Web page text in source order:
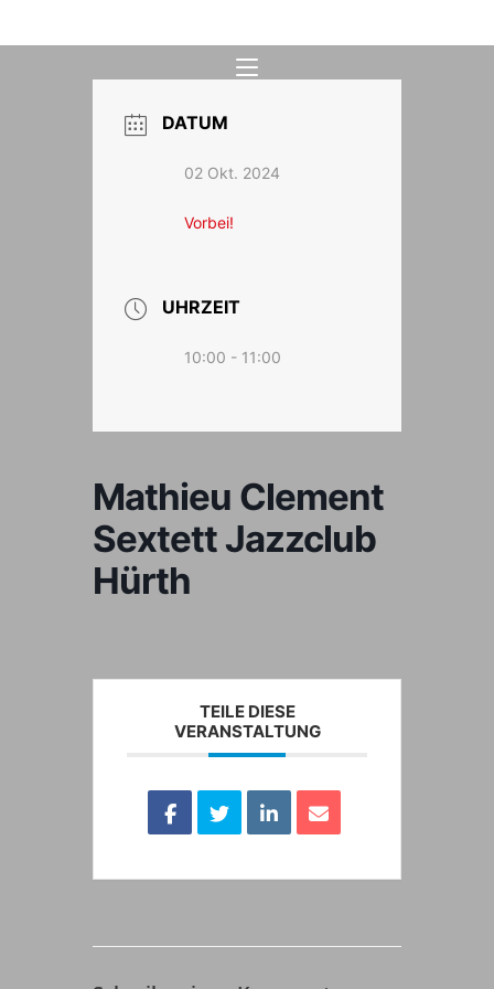
Inhalt
DATUM
02 Okt. 2024
Vorbei!
UHRZEIT
10:00 - 11:00
Mathieu Clement
Sextett Jazzclub
Hürth
TEILE DIESE
VERANSTALTUNG